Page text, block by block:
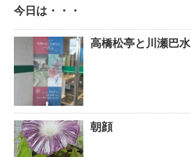
今日は・・・
高橋松亭と川瀬巴水
朝顔